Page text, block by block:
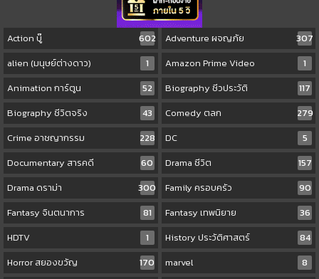
Action บู๊ 602 Adventure ผจญภัย
307
alien (มนุษย์ต่างดาว)
1 Amazon Prime Video
1
Animation การ์ตูน
52 Biography ชีวประวัติ
117
Biography ชีวิตจริง
43 Comedy ตลก
279
Crime อาชญากรรม
228 DC
5
Documentary สารคดี
60 Drama ชีวิต
157
Drama ดราม่า
300 Family ครอบครัว
90
Fantasy จินตนาการ
81 Fantasy เทพนิยาย
36
HDTV
1 History ประวัติศาสตร์
84
Horror สยองขวัญ
170 marvel
8